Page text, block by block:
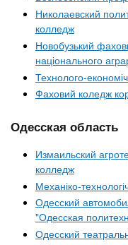
Николаевский
колледж
Новобузький
національного
Технолого-
Фаховий коледж
Одесская область
Измаильский
колледж
Механіко-
Одесский
"Одесская
Одесский